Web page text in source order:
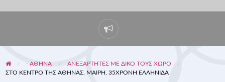
- ΑΘΗΝΑ
ΑΝΕΞΆΡΤΗΤΕΣ ΜΕ ΔΙΚΌ ΤΟΥΣ ΧΏΡΟ
ΣΤΟ ΚΈΝΤΡΟ ΤΗΣ ΑΘΉΝΑΣ. ΜΑΊΡΗ, 35ΧΡΟΝΗ ΕΛΛΗΝΊΔΑ